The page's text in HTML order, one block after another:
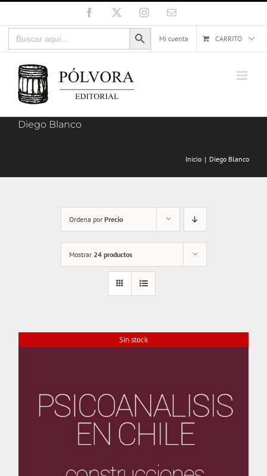
al
contenido
Facebook InstagramCorreo
Buscar:
Botón de búsqueda
Mi cuenta
CARRITO
Diego Blanco
Inicio Diego Blanco
Ordena por Precio
Mostrar 24 productos
Sin stock